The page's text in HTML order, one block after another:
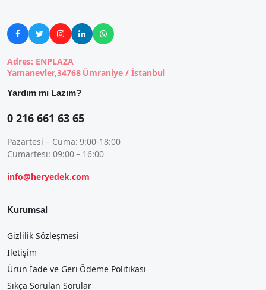
    
Adres: ENPLAZA
Yamanevler,34768 Ümraniye / İstanbul
Yardım mı Lazım?
0 216 661 63 65
Pazartesi – Cuma: 9:00-18:00
Cumartesi: 09:00 – 16:00
info@heryedek.com
Kurumsal
Gizlilik Sözleşmesi
İletişim
Ürün İade ve Geri Ödeme Politikası
Sıkça Sorulan Sorular